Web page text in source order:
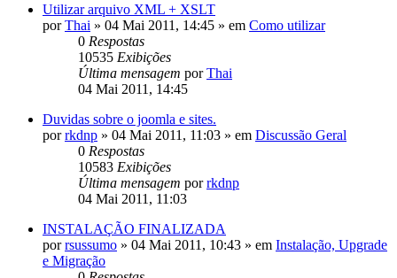
Utilizar arquivo XML + XSLT
porThai » 04 Mai 2011, 14:45 » em Como utilizar
0 Respostas
10535 Exibições
Última mensagem porThai
04 Mai 2011, 14:45
Duvidas sobre o joomla e sites.
porrkdnp » 04 Mai 2011, 11:03 » em Discussão Geral
0 Respostas
10583 Exibições
Última mensagem porrkdnp
04 Mai 2011, 11:03
INSTALAÇÃO FINALIZADA
porrsussumo » 04 Mai 2011, 10:43 » em Instalação, Upgrade
e Migração